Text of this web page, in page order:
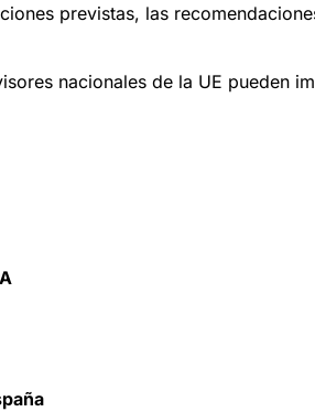
previstas, las
nacionales de la UE pueden